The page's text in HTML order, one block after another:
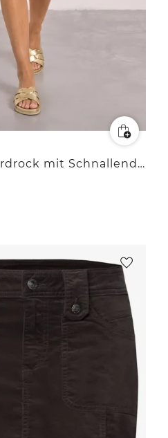
Knielager Cordrock mit Schnallendetail